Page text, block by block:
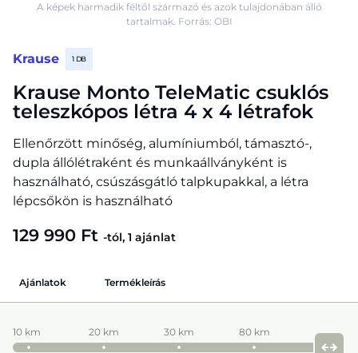
Krause 1 DB
Krause Monto TeleMatic csuklós
teleszkópos létra 4 x 4 létrafok
Ellenőrzött minőség, alumíniumból, támasztó-,
dupla állólétraként és munkaállványként is
használható, csúszásgátló talpkupakkal, a létra
lépcsőkön is használható
129 990 Ft -tól, 1 ajánlat
A képek harmadik féltől származó és azok tulajdonában álló
tartalmak. Forrás: OBI
Ajánlatok Termékleírás
10 km 20 km 30 km 80 km